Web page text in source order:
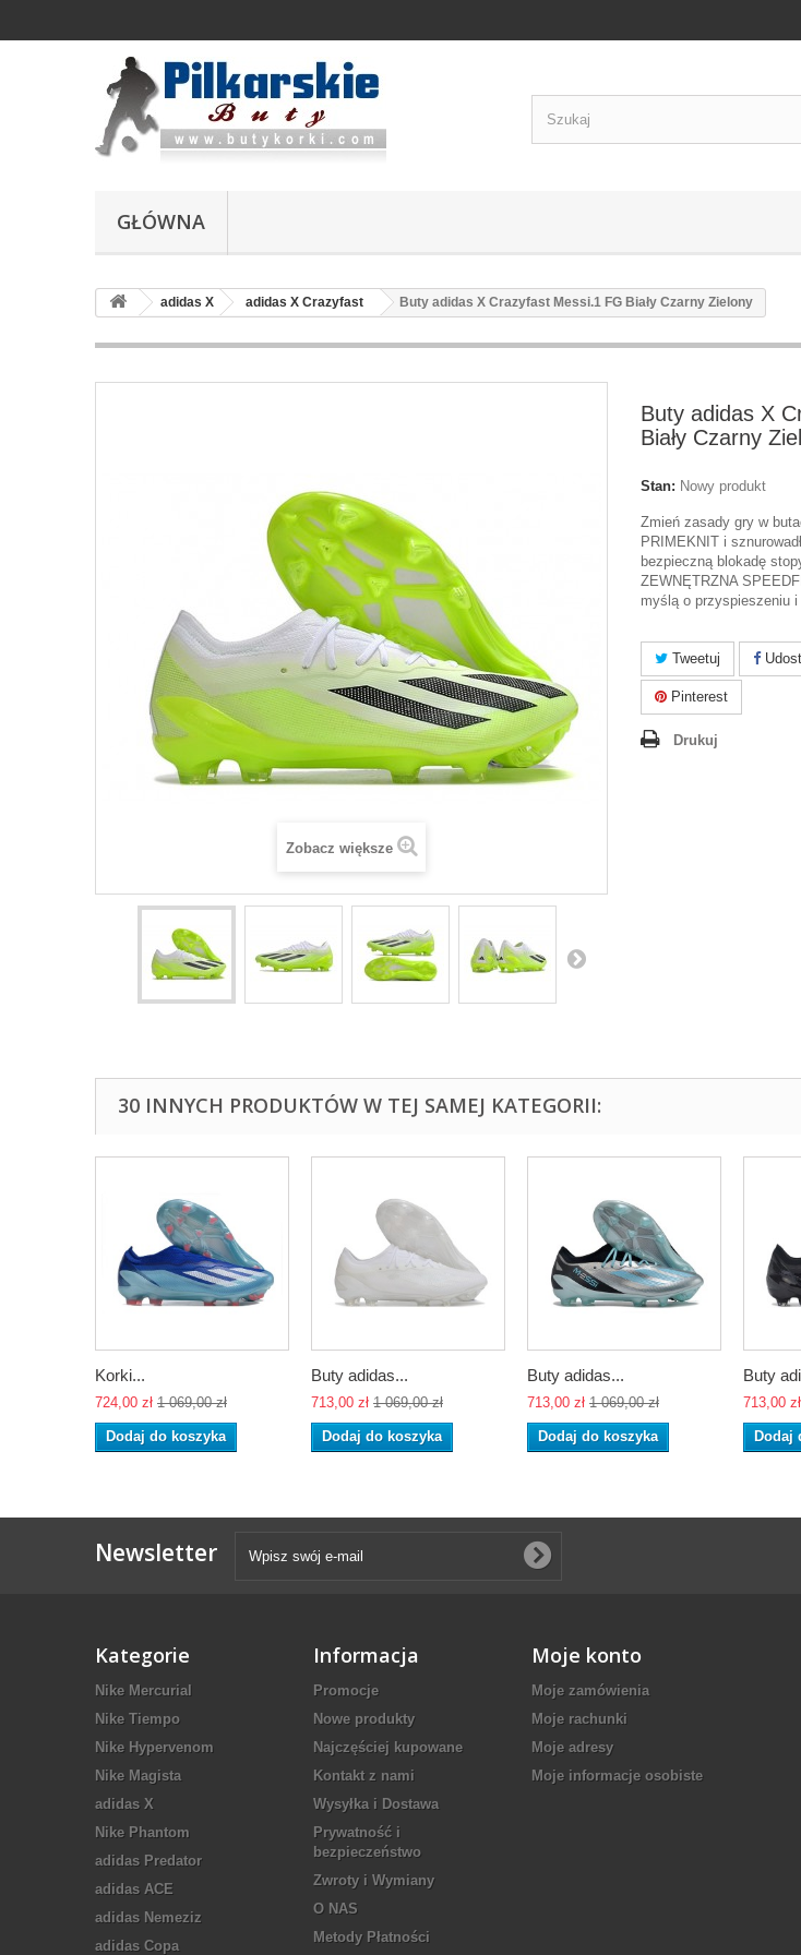
GŁÓWNA
adidas X adidas X Crazyfast Buty adidas X Crazyfast Messi.1 FG Biały Czarny Zielony
Zobacz większe
Buty adidas X
Biały Czarny
Stan: Nowy produkt
Zmień zasady gry w
PRIMEKNIT i
bezpieczną blokadę
ZEWNĘTRZNA
myślą o przyspieszeniu
Tweetuj
Pinterest
Drukuj
30 INNYCH PRODUKTÓW W TEJ SAMEJ KATEGORII:
Korki...
724,00 zł 1 069,00 zł
Dodaj do koszyka
Buty adidas...
713,00 zł 1 069,00 zł
Dodaj do koszyka
Buty adidas...
713,00 zł 1 069,00 zł
Dodaj do koszyka
Buty
713,00 zł
Dodaj
Newsletter
Kategorie
Nike Mercurial
Nike Tiempo
Nike Hypervenom
Nike Magista
adidas X
Nike Phantom
adidas Predator
adidas ACE
adidas Nemeziz
adidas Copa
Informacja
Promocje
Nowe produkty
Najczęściej kupowane
Kontakt z nami
Wysyłka i Dostawa
Prywatność i
bezpieczeństwo
Zwroty i Wymiany
O NAS
Metody Płatności
Moje konto
Moje zamówienia
Moje rachunki
Moje adresy
Moje informacje osobiste